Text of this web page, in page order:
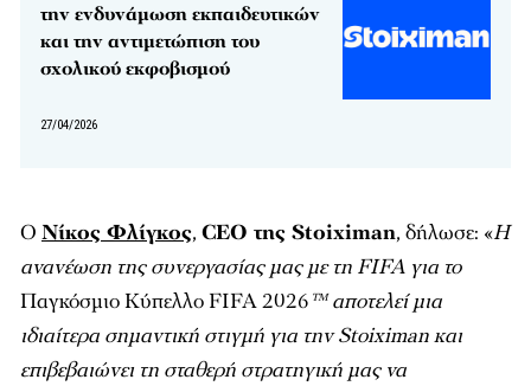
την ενδυνάμωση εκπαιδευτικών
και την αντιμετώπιση του
σχολικού εκφοβισμού
27/04/2026
Ο Νίκος Φλίγκος, CEO της Stoiximan, δήλωσε: «Η
ανανέωση της συνεργασίας μας με τη FIFA για το
Παγκόσμιο Κύπελλο FIFA 2026™ αποτελεί μια
ιδιαίτερα σημαντική στιγμή για την Stoiximan και
επιβεβαιώνει τη σταθερή στρατηγική μας να